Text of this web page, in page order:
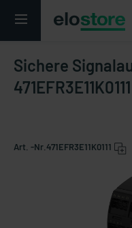
Sichere
Art. -Nr. 471EFR3E11K0111